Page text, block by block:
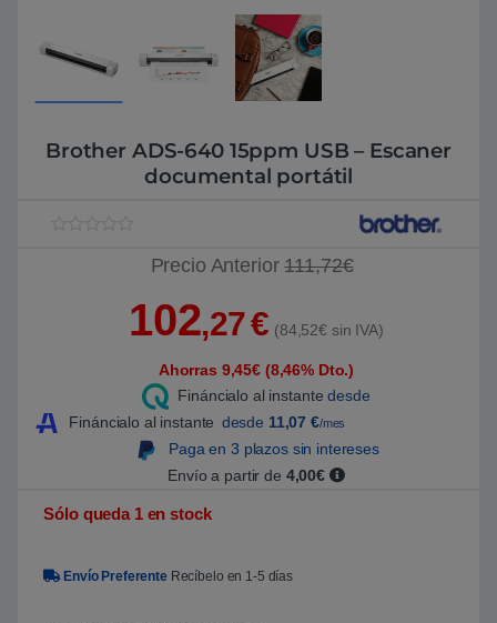
Brother ADS-640 15ppm USB – Escaner
documental portátil
0
s
5
a
Precio Anterior111,72€
102,27€ (84,52€ sin IVA)
Ahorras 9,45€ (8,46% Dto.)
Fináncialo al instante desde
Fináncialo al instante desde 11,07 €/mes
Paga en 3 plazos sin intereses
Envío a partir de 4,00€
Sólo queda 1 en stock
Envío Preferente Recíbelo en 1-5 días